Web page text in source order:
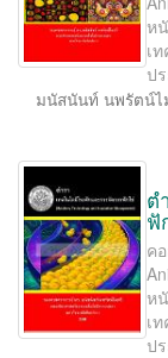
ห
เ
ป
มนัสนันท์ นพรัตน์ไ
ต
ฟั
ค
ห
เ
ป